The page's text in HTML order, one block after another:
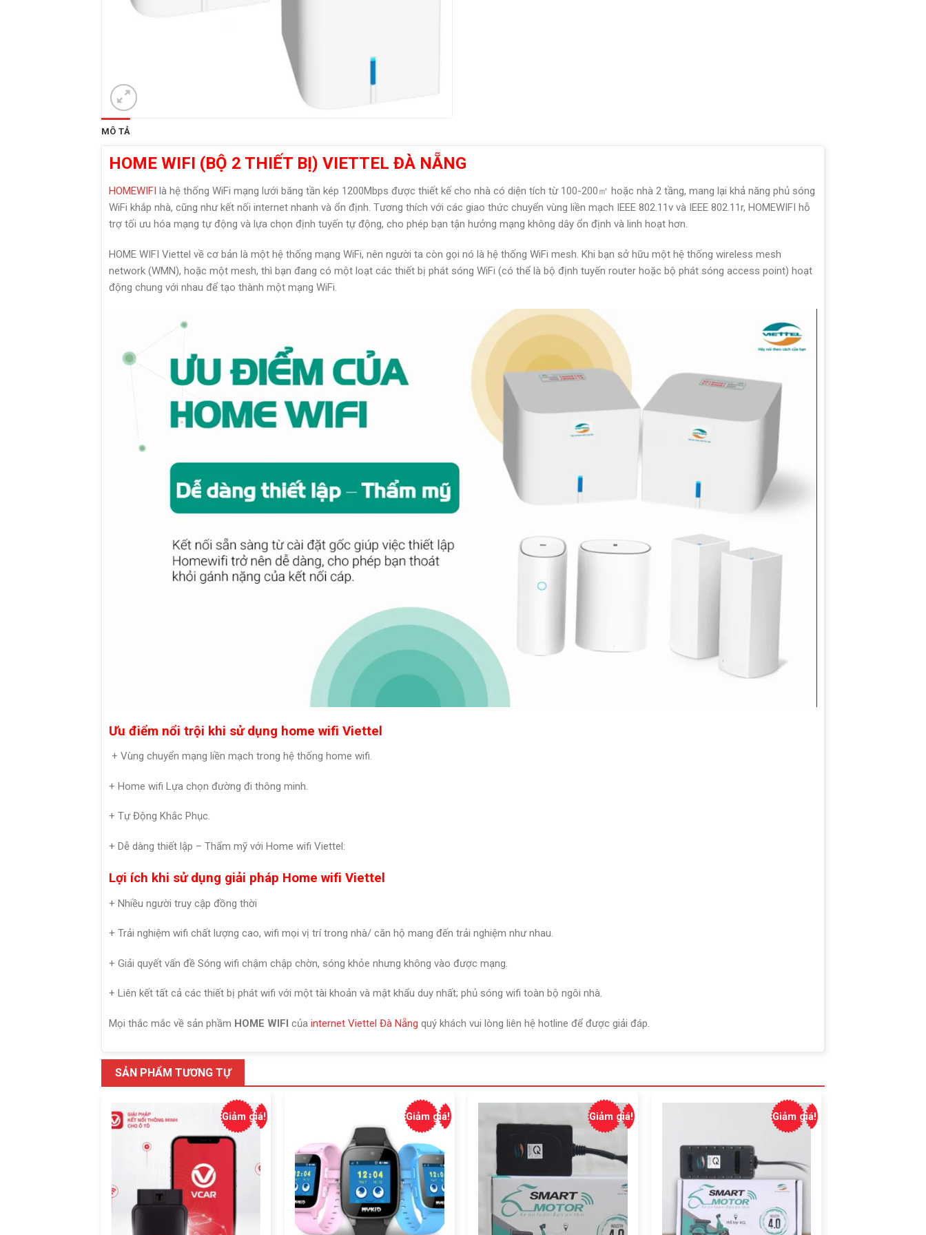
MÔ TẢ
HOME WIFI (BỘ 2 THIẾT BỊ) VIETTEL ĐÀ NẴNG
HOMEWIFI là hệ thống WiFi mạng lưới băng tần kép 1200Mbps được thiết kế cho nhà có diện tích từ 100-200㎡ hoặc nhà 2 tầng, mang lại khả năng phủ sóng
WiFi khắp nhà, cũng như kết nối internet nhanh và ổn định. Tương thích với các giao thức chuyển vùng liền mạch IEEE 802.11v và IEEE 802.11r, HOMEWIFI hỗ
trợ tối ưu hóa mạng tự động và lựa chọn định tuyến tự động, cho phép bạn tận hưởng mạng không dây ổn định và linh hoạt hơn.
HOME WIFI Viettel về cơ bản là một hệ thống mạng WiFi, nên người ta còn gọi nó là hệ thống WiFi mesh. Khi bạn sở hữu một hệ thống wireless mesh
network (WMN), hoặc một mesh, thì bạn đang có một loạt các thiết bị phát sóng WiFi (có thể là bộ định tuyến router hoặc bộ phát sóng access point) hoạt
động chung với nhau để tạo thành một mạng WiFi.
Ưu điểm nổi trội khi sử dụng home wifi Viettel
+ Vùng chuyển mạng liền mạch trong hệ thống home wifi.
+ Home wifi Lựa chọn đường đi thông minh.
+ Tự Động Khắc Phục.
+ Dễ dàng thiết lập – Thẩm mỹ với Home wifi Viettel:
Lợi ích khi sử dụng giải pháp Home wifi Viettel
+ Nhiều người truy cập đồng thời
+ Trải nghiệm wifi chất lượng cao, wifi mọi vị trí trong nhà/ căn hộ mang đến trải nghiệm như nhau.
+ Giải quyết vấn đề Sóng wifi chậm chập chờn, sóng khỏe nhưng không vào được mạng.
+ Liên kết tất cả các thiết bị phát wifi với một tài khoản và mật khẩu duy nhất; phủ sóng wifi toàn bộ ngôi nhà.
Mọi thắc mắc về sản phầm HOME WIFI của internet Viettel Đà Nẵng quý khách vui lòng liên hệ hotline để được giải đáp.
SẢN PHẨM TƯƠNG TỰ
Giảm giá! Giảm giá! Giảm giá! Giảm giá!